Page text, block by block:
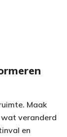
Maak
veranderd
en